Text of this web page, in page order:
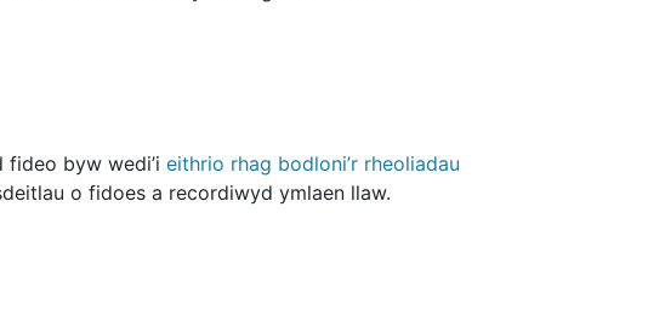
byw wedi’i eithrio rhag bodloni’r rheoliadau
o fidoes a recordiwyd ymlaen llaw.